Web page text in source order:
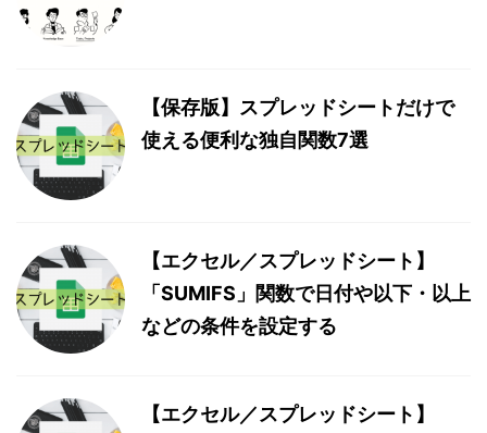
【保存版】スプレッドシートだけで
使える便利な独自関数7選
【エクセル／スプレッドシート】
「SUMIFS」関数で日付や以下・以上
などの条件を設定する
【エクセル／スプレッドシート】